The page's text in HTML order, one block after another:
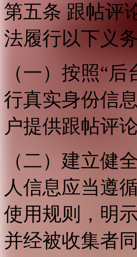
第五条 跟帖评
法履行以下义务
（一）按照“
行真实身份信
户提供跟帖评
（二）建立健
人信息应当遵
使用规则，明
并经被收集者同